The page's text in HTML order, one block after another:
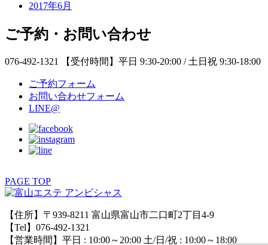
2017年6月
ご予約・お問い合わせ
076-492-1321 【受付時間】平日 9:30-20:00 / 土日祝 9:30-18:00
ご予約フォーム
お問い合わせフォーム
LINE@
PAGE TOP
【住所】〒939-8211 富山県富山市二口町2丁目4-9
【Tel】076-492-1321
【営業時間】平日 : 10:00～20:00 土/日/祝 : 10:00～18:00